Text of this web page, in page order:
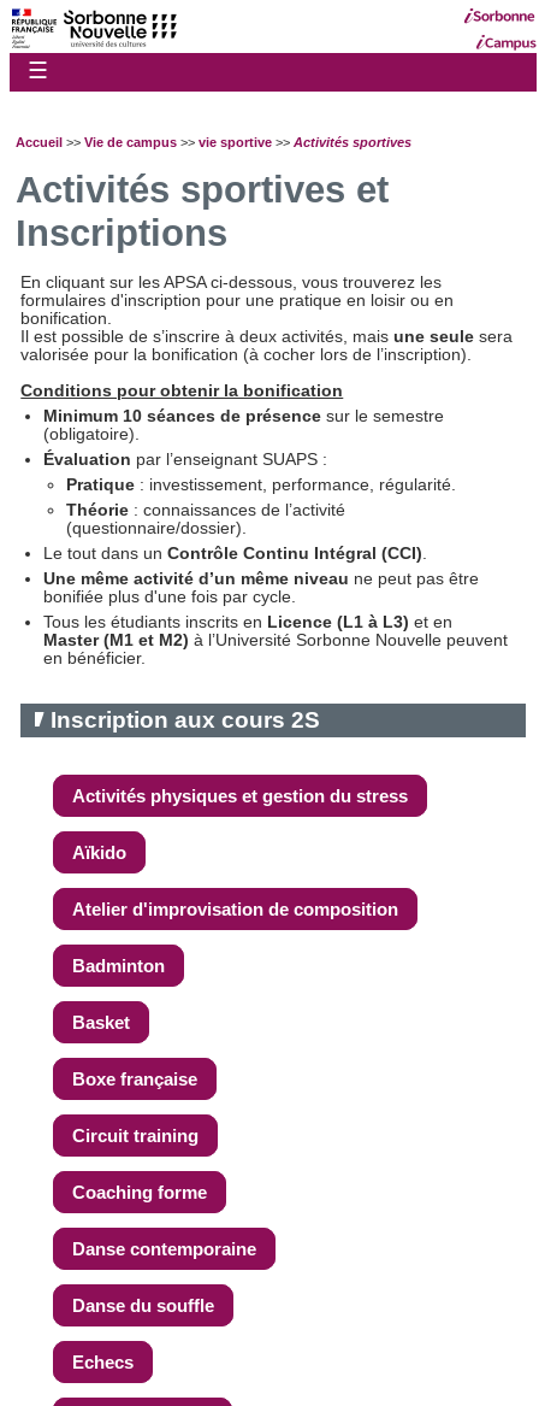
☰
Accueil >> Vie de campus >> vie sportive >> Activités sportives
Activités sportives et
Inscriptions
En cliquant sur les APSA ci-dessous, vous trouverez les
formulaires d'inscription pour une pratique en loisir ou en
bonification.
Il est possible de s’inscrire à deux activités, maisune seule sera
valorisée pour la bonification (à cocher lors de l’inscription).
Conditions pour obtenir la bonification
Minimum 10 séances de présence sur le semestre
(obligatoire).
Évaluation par l’enseignant SUAPS :
Pratique : investissement, performance, régularité.
Théorie : connaissances de l’activité
(questionnaire/dossier).
Le tout dans unContrôle Continu Intégral (CCI).
Une même activité d’un même niveau ne peut pas être
bonifiée plus d'une fois par cycle.
Tous les étudiants inscrits en Licence (L1 à L3) et en
Master (M1 et M2) à l’Université Sorbonne Nouvelle peuvent
en bénéficier.
Inscription aux cours 2S
Activités physiques et gestion du stress
Aïkido
Atelier d'improvisation de composition
Badminton
Basket
Boxe française
Circuit training
Coaching forme
Danse contemporaine
Danse du souffle
Echecs